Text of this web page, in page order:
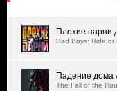
Плохие парни
Bad Boys: Ride or
Падение дома
The Fall of the